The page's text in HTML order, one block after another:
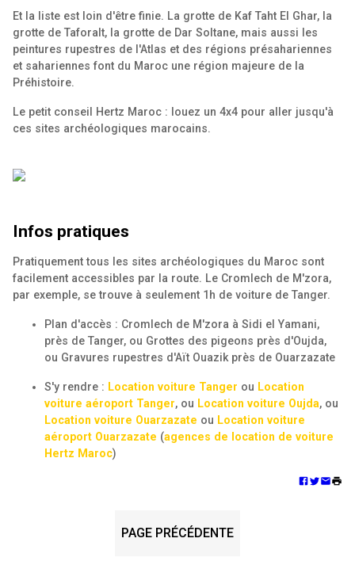
Et la liste est loin d'être finie. La grotte de Kaf Taht El Ghar, la
grotte de Taforalt, la grotte de Dar Soltane, mais aussi les
peintures rupestres de l'Atlas et des régions présahariennes
et sahariennes font du Maroc une région majeure de la
Préhistoire.
Le petit conseil Hertz Maroc : louez un 4x4 pour aller jusqu'à
ces sites archéologiques marocains.
Infos pratiques
Pratiquement tous les sites archéologiques du Maroc sont
facilement accessibles par la route. Le Cromlech de M'zora,
par exemple, se trouve à seulement 1h de voiture de Tanger.
Plan d'accès : Cromlech de M'zora à Sidi el Yamani,
près de Tanger, ou Grottes des pigeons près d'Oujda,
ou Gravures rupestres d'Aït Ouazik près de Ouarzazate
S'y rendre : Location voiture Tanger ou Location
voiture aéroport Tanger, ou Location voiture Oujda, ou
Location voiture Ouarzazate ou Location voiture
aéroport Ouarzazate (agences de location de voiture
Hertz Maroc)
PAGE PRÉCÉDENTE